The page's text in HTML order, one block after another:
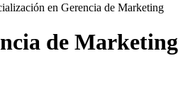
en Gerencia de Marketing
de Marketing